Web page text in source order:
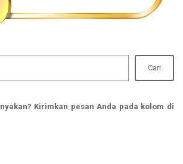
Cari
Kirimkan pesan Anda pada kolom di